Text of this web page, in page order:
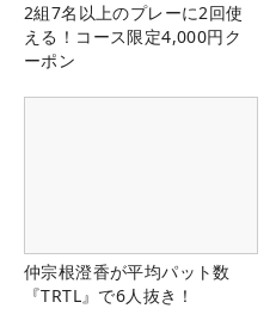
2組7名以上のプレーに2回使
える！コース限定4,000円ク
ーポン
仲宗根澄香が平均パット数
『TRTL』で6人抜き！